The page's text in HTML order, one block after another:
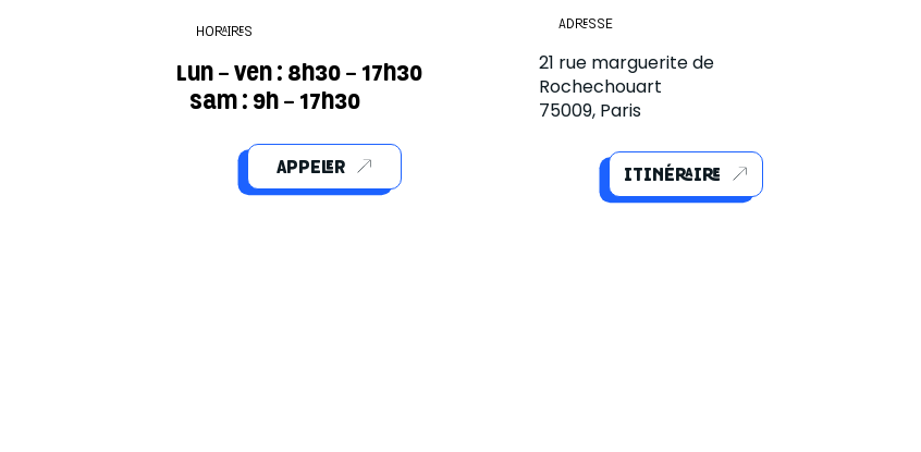
Lun - Ven : 8h30 - 17h30
Sam : 9h - 17h30
HORAIRES
APPELER
21 rue marguerite de
Rochechouart
75009, Paris
ADRESSE
ITINÉRAIRE